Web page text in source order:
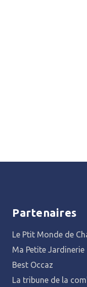
Partenaires
Le Ptit Monde de
Ma Petite Jardinerie
Best Occaz
La tribune de la